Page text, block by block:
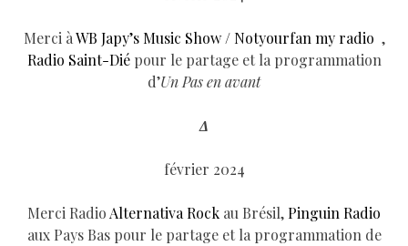
Merci àWB Japy’s Music Show / Notyourfan my radio ,
Radio Saint-Diépour le partage et la programmation
d’Un Pas en avant
Δ
février 2024
Merci Radio Alternativa Rock au Brésil, Pinguin Radio
aux Pays Bas pour le partage et la programmation de